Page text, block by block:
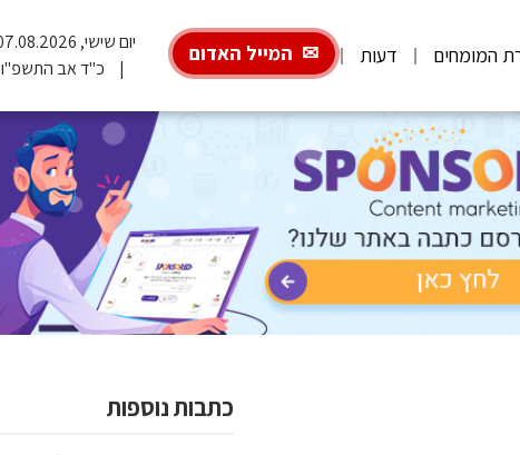
המומחים דעות המייל האדום
יום שישי, 07.08.2026
כ"ד אב התשפ"ו
כתבות נוספות